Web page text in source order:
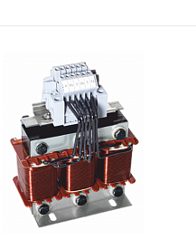
Сравнение
Под заказ